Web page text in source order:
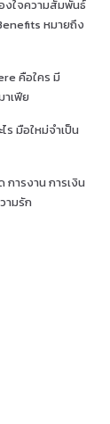
งใจความสัมพันธ์
หมายถึง
คือใคร มี
าเฟีย
ร มือใหม่จำเป็น
การงาน การเงิน
ามรัก